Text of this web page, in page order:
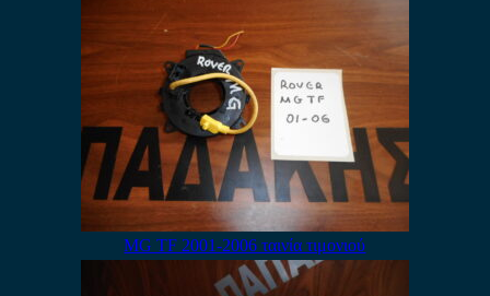
MG TF 2001-2006 ταινία τιμονιού